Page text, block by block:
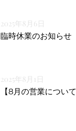
2025年8月6日
臨時休業のお知らせ
2025年8月1日
【8月の営業につい